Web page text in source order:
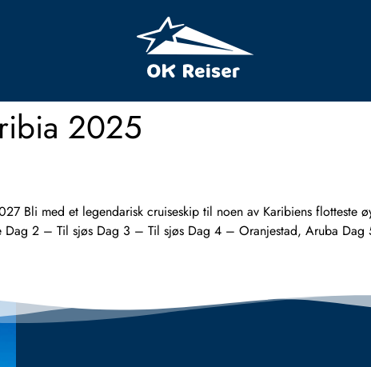
2025
Bli med et legendarisk cruiseskip til noen av Karibiens flotteste
Dag 2 – Til sjøs Dag 3 – Til sjøs Dag 4 – Oranjestad, Aruba